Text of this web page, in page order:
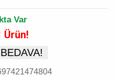
Var
Ürün!